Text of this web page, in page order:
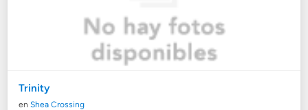
Trinity
enShea Crossing